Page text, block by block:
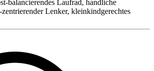
balancierendes Laufrad, handliche
Lenker, kleinkindgerechtes